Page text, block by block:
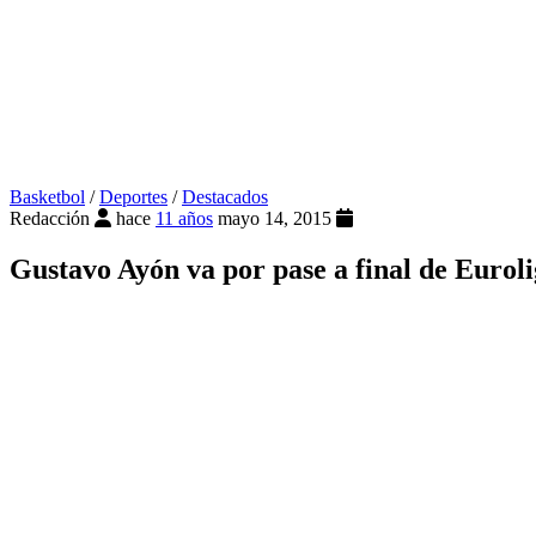
Basketbol /Deportes /Destacados
Redacción
hace 11 años mayo 14, 2015
Gustavo Ayón va por pase a final de